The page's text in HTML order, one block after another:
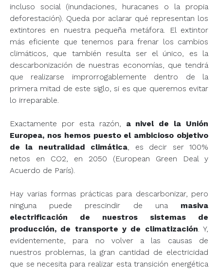
incluso social (inundaciones, huracanes o la propia
deforestación). Queda por aclarar qué representan los
extintores en nuestra pequeña metáfora. El extintor
más eficiente que tenemos para frenar los cambios
climáticos, que también resulta ser el único, es la
descarbonización de nuestras economías, que tendrá
que realizarse improrrogablemente dentro de la
primera mitad de este siglo, si es que queremos evitar
lo irreparable.
Exactamente por esta razón, a nivel de la Unión
Europea, nos hemos puesto el ambicioso objetivo
de la neutralidad climática, es decir ser 100%
netos en CO2, en 2050 (European Green Deal y
Acuerdo de París).
Hay varias formas prácticas para descarbonizar, pero
ninguna puede prescindir de una masiva
electrificación de nuestros sistemas de
producción, de transporte y de climatización. Y,
evidentemente, para no volver a las causas de
nuestros problemas, la gran cantidad de electricidad
que se necesita para realizar esta transición energética